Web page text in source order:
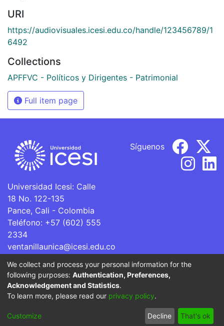
URI
https://audiovisuales.icesi.edu.co/handle/123456789/1
6492
Collections
APFFVC - Políticos y Dirigentes - Patrimonial
Full item page
Universidad Icesi: Calle
18 No. 122-135
Pance, Cali - Colombia
Teléfono: +57 (602) 555
2334
ventanillaunica@icesi.edu.co
Síguenos
La Universidad Icesi es una Institución de Educación
Superior que se encuentra sujeta a inspección y vigilancia
por parte del Ministerio de Educación Nacional.
Cookie
End User
Agreement
Send
Feedback
We collect and process your personal information for the
following purposes: Authentication, Preferences,
Acknowledgement and Statistics.
To learn more, please read our privacy policy.
Customize Decline That's ok